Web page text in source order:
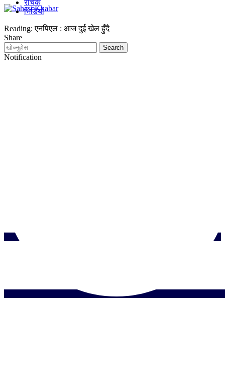
रोचक
भिडियो
Reading: एनपिएल : आज दुई खेल हुँदै
Share
Notification